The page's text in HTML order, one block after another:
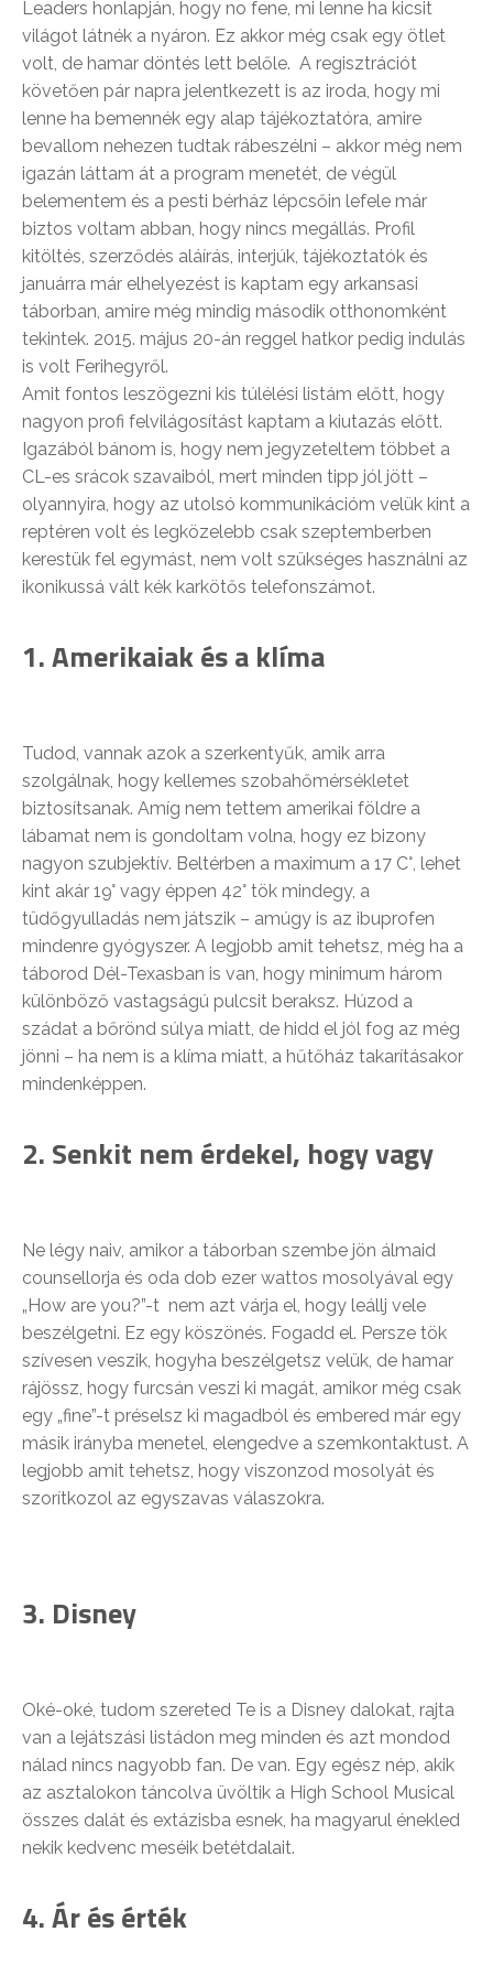
Leaders honlapján, hogy no fene, mi lenne ha kicsit
világot látnék a nyáron. Ez akkor még csak egy ötlet
volt, de hamar döntés lett belőle. A regisztrációt
követően pár napra jelentkezett is az iroda, hogy mi
lenne ha bemennék egy alap tájékoztatóra, amire
bevallom nehezen tudtak rábeszélni – akkor még nem
igazán láttam át a program menetét, de végül
belementem és a pesti bérház lépcsőin lefele már
biztos voltam abban, hogy nincs megállás. Profil
kitöltés, szerződés aláírás, interjúk, tájékoztatók és
januárra már elhelyezést is kaptam egy arkansasi
táborban, amire még mindig második otthonomként
tekintek. 2015. május 20-án reggel hatkor pedig indulás
is volt Ferihegyről.
Amit fontos leszögezni kis túlélési listám előtt, hogy
nagyon profi felvilágosítást kaptam a kiutazás előtt.
Igazából bánom is, hogy nem jegyzeteltem többet a
CL-es srácok szavaiból, mert minden tipp jól jött –
olyannyira, hogy az utolsó kommunikációm velük kint a
reptéren volt és legközelebb csak szeptemberben
kerestük fel egymást, nem volt szükséges használni az
ikonikussá vált kék karkötős telefonszámot.
1. Amerikaiak és a klíma
Tudod, vannak azok a szerkentyűk, amik arra
szolgálnak, hogy kellemes szobahőmérsékletet
biztosítsanak. Amíg nem tettem amerikai földre a
lábamat nem is gondoltam volna, hogy ez bizony
nagyon szubjektív. Beltérben a maximum a 17 C°, lehet
kint akár 19° vagy éppen 42° tök mindegy, a
tüdőgyulladás nem játszik – amúgy is az ibuprofen
mindenre gyógyszer. A legjobb amit tehetsz, még ha a
táborod Dél-Texasban is van, hogy minimum három
különböző vastagságú pulcsit beraksz. Húzod a
szádat a bőrönd súlya miatt, de hidd el jól fog az még
jönni – ha nem is a klíma miatt, a hűtőház takarításakor
mindenképpen.
2. Senkit nem érdekel, hogy vagy
Ne légy naiv, amikor a táborban szembe jön álmaid
counsellorja és oda dob ezer wattos mosolyával egy
„How are you?”-t nem azt várja el, hogy leállj vele
beszélgetni. Ez egy köszönés. Fogadd el. Persze tök
szívesen veszik, hogyha beszélgetsz velük, de hamar
rájössz, hogy furcsán veszi ki magát, amikor még csak
egy „fine”-t préselsz ki magadból és embered már egy
másik irányba menetel, elengedve a szemkontaktust. A
legjobb amit tehetsz, hogy viszonzod mosolyát és
szorítkozol az egyszavas válaszokra.
3. Disney
Oké-oké, tudom szereted Te is a Disney dalokat, rajta
van a lejátszási listádon meg minden és azt mondod
nálad nincs nagyobb fan. De van. Egy egész nép, akik
az asztalokon táncolva üvöltik a High School Musical
összes dalát és extázisba esnek, ha magyarul énekled
nekik kedvenc meséik betétdalait.
4. Ár és érték